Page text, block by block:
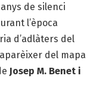
de silenci
l’època
d’adlàters del
del mapa
Josep M. Benet i